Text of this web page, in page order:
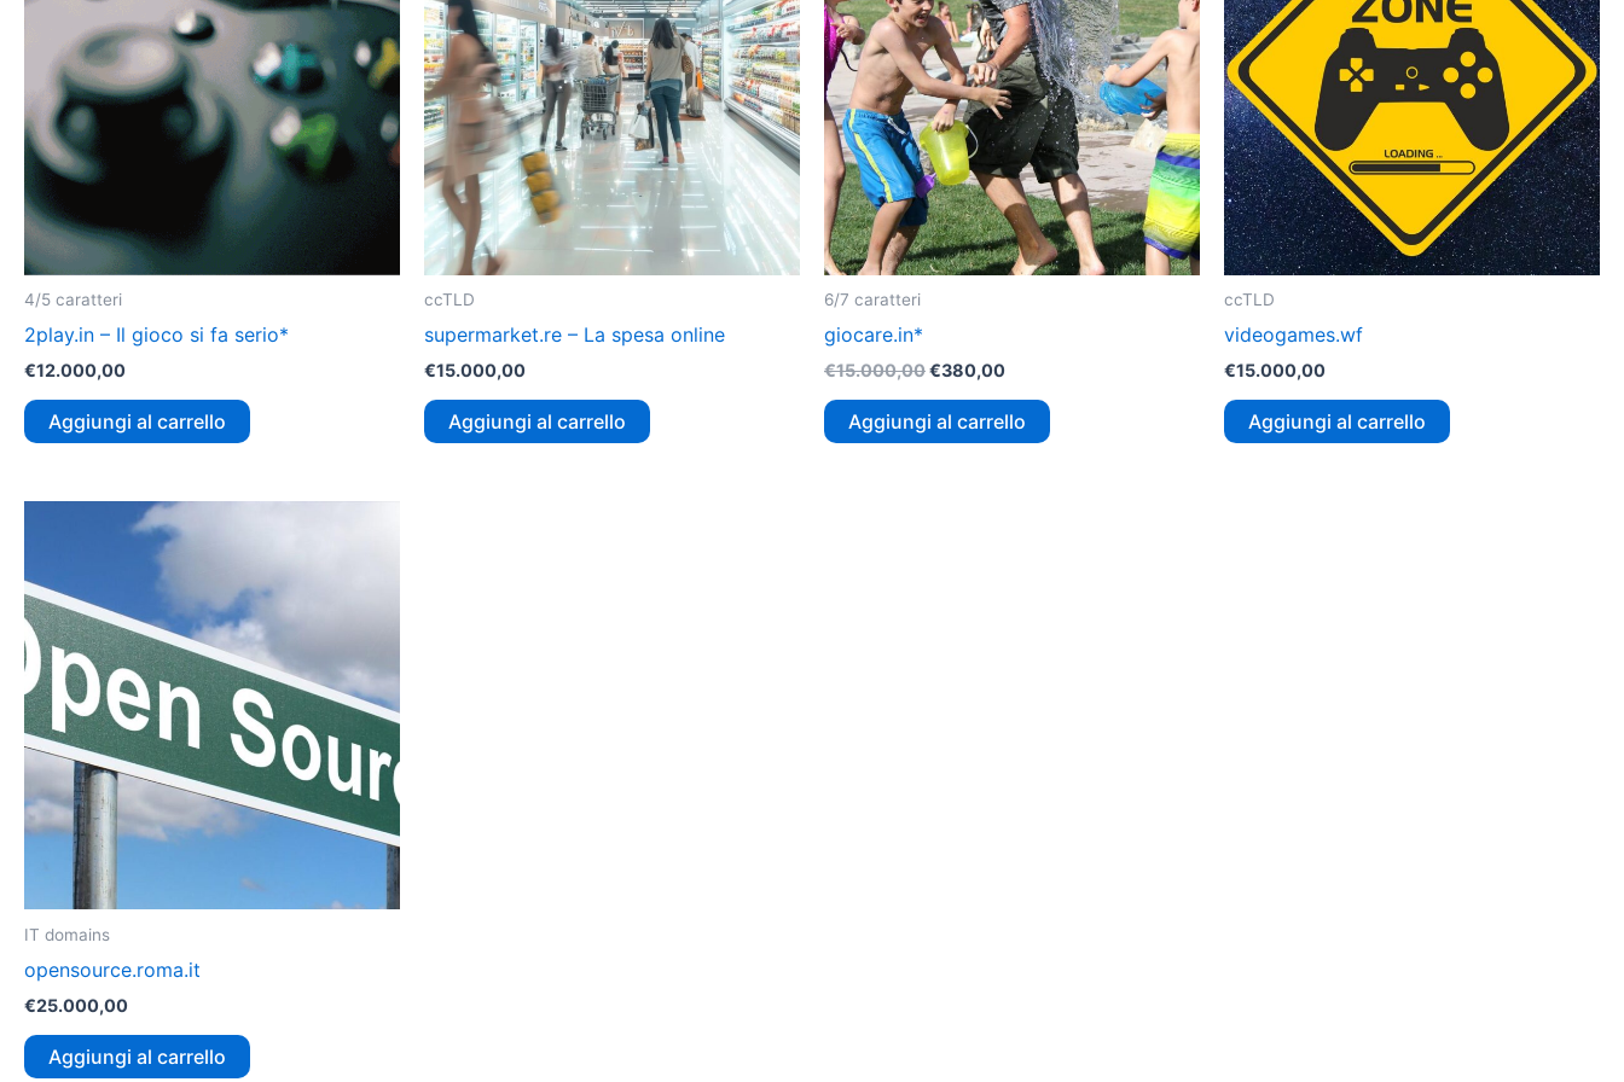
4/5 caratteri
2play.in – Il gioco si fa serio*
€12.000,00
Aggiungi al carrello
ccTLD
supermarket.re – La spesa online
€15.000,00
Aggiungi al carrello
6/7 caratteri
giocare.in*
€15.000,00€380,00
Aggiungi al carrello
ccTLD
videogames.wf
€15.000,00
Aggiungi al carrello
IT domains
opensource.roma.it
€25.000,00
Aggiungi al carrello